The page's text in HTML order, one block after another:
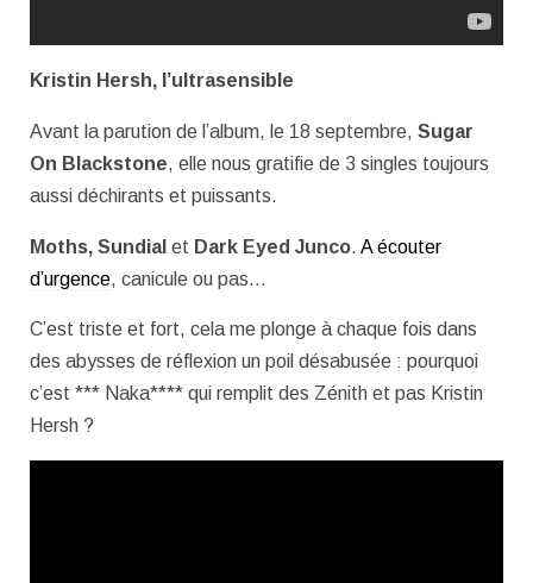
Kristin Hersh, l’ultrasensible
Avant la parution de l’album, le 18 septembre, Sugar
On Blackstone, elle nous gratifie de 3 singles toujours
aussi déchirants et puissants.
Moths, Sundial et Dark Eyed Junco. A écouter
d’urgence, canicule ou pas…
C’est triste et fort, cela me plonge à chaque fois dans
des abysses de réflexion un poil désabusée : pourquoi
c’est *** Naka**** qui remplit des Zénith et pas Kristin
Hersh ?